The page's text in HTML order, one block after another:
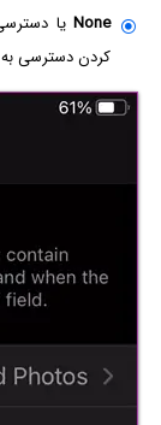
None یا
کردن دسترسی